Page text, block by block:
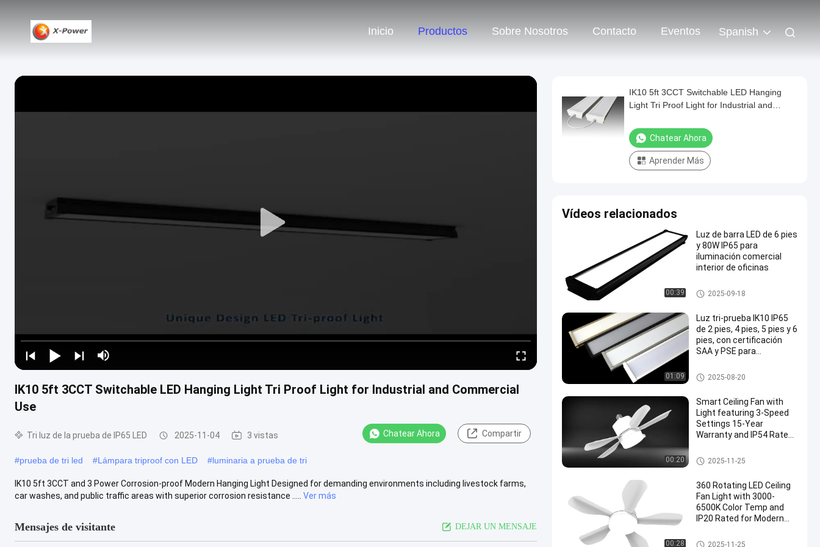
Inicio Productos Sobre Nosotros Contacto Eventos Spanish
IK10 5ft 3CCT Switchable LED Hanging Light Tri Proof Light for Industrial and Commercial
Use
Tri luz de la prueba de IP65 LED 2025-11-04 3 vistas Chatear Ahora Compartir
#prueba de tri led #Lámpara triproof con LED #luminaria a prueba de tri
IK10 5ft 3CCT and 3 Power Corrosion-proof Modern Hanging Light Designed for demanding environments including livestock farms,
car washes, and public traffic areas with superior corrosion resistance .....
Ver más
Mensajes de visitante DEJAR UN MENSAJE
IK10 5ft 3CCT Switchable LED Hanging
Light Tri Proof Light for Industrial and
Chatear Ahora
Aprender Más
Vídeos relacionados
00:39
Luz de barra LED de 6 pies
y 80W IP65 para
iluminación comercial
interior de oficinas
LED LED LED BATTEN
2025-09-18
01:09
Luz tri-prueba IK10 IP65
de 2 pies, 4 pies, 5 pies y 6
pies, con certificación
SAA y PSE para
Tri luz de la prueba de IP65 LE
D
2025-08-20
00:20
Smart Ceiling Fan with
Light featuring 3-Speed
Settings 15-Year
Warranty and IP54 Rated
Room
Luz de techo LED
2025-11-25
00:28
360 Rotating LED Ceiling
Fan Light with 3000-
6500K Color Temp and
IP20 Rated for Modern
Luz de techo LED
2025-11-25